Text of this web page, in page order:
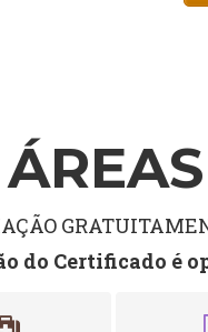
do Certificado é